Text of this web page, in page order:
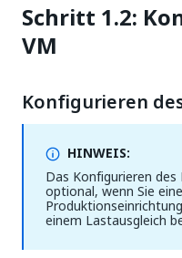
Schritt 1.2:
VM
Konfigurieren
HINWEIS:
Das Konfigurieren
optional, wenn Sie
einem Lastausgleich